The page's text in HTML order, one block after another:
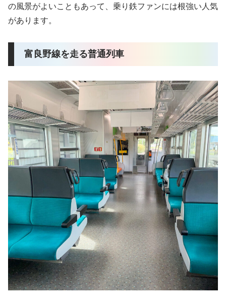
の風景がよいこともあって、乗り鉄ファンには根強い人気
があります。
富良野線を走る普通列車